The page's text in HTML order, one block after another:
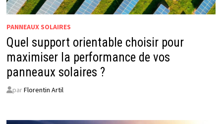
PANNEAUX SOLAIRES
Quel support orientable choisir pour
maximiser la performance de vos
panneaux solaires ?
parFlorentin Artil